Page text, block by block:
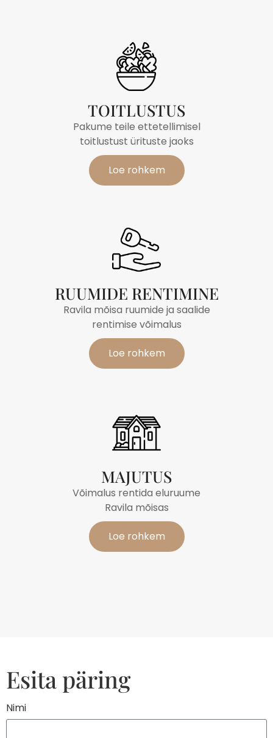
TOITLUSTUS
Pakume teile ettetellimisel
toitlustust ürituste jaoks
Loe rohkem
RUUMIDE RENTIMINE
Ravila mõisa ruumide ja saalide
rentimise võimalus
Loe rohkem
MAJUTUS
Võimalus rentida eluruume
Ravila mõisas
Loe rohkem
Esita päring
Nimi